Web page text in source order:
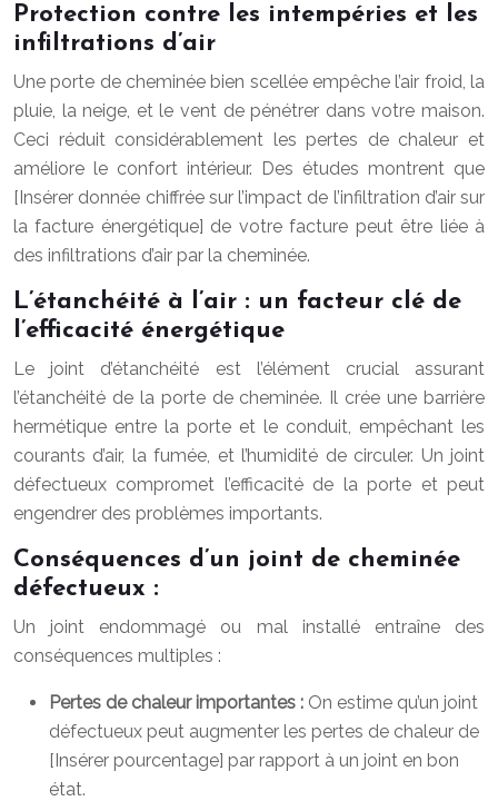
Protection contre les intempéries et les
infiltrations d’air
Une porte de cheminée bien scellée empêche l’air froid, la
pluie, la neige, et le vent de pénétrer dans votre maison.
Ceci réduit considérablement les pertes de chaleur et
améliore le confort intérieur. Des études montrent que
[Insérer donnée chiffrée sur l’impact de l’infiltration d’air sur
la facture énergétique] de votre facture peut être liée à
des infiltrations d’air par la cheminée.
L’étanchéité à l’air : un facteur clé de
l’efficacité énergétique
Le joint d’étanchéité est l’élément crucial assurant
l’étanchéité de la porte de cheminée. Il crée une barrière
hermétique entre la porte et le conduit, empêchant les
courants d’air, la fumée, et l’humidité de circuler. Un joint
défectueux compromet l’efficacité de la porte et peut
engendrer des problèmes importants.
Conséquences d’un joint de cheminée
défectueux :
Un joint endommagé ou mal installé entraîne des
conséquences multiples :
Pertes de chaleur importantes : On estime qu’un joint
défectueux peut augmenter les pertes de chaleur de
[Insérer pourcentage] par rapport à un joint en bon
état.